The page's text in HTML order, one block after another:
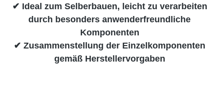
✔ Ideal zum Selberbauen, leicht zu verarbeiten
durch besonders anwenderfreundliche
Komponenten
✔ Zusammenstellung der Einzelkomponenten
gemäß Herstellervorgaben